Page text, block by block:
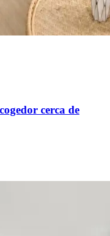
cerca de